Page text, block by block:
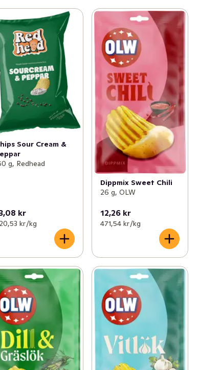
Sour Cream &
g, Redhead
kr
kr /kg
Dippmix Sweet Chili
26 g, OLW
12,26 kr
471,54 kr /kg